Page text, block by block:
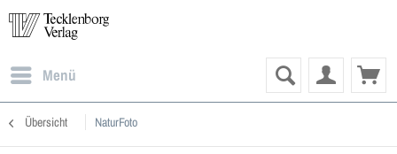
Menü
Übersicht NaturFoto